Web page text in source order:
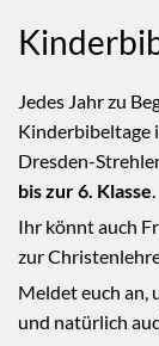
Jedes Jahr zu
Kinderbibeltage
Dresden-
bis zur 6. Klasse.
Ihr könnt auch
zur
Meldet euch an,
und natürlich